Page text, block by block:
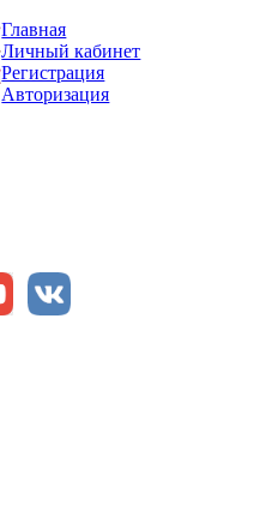
Главная
Личный кабинет
Регистрация
Авторизация